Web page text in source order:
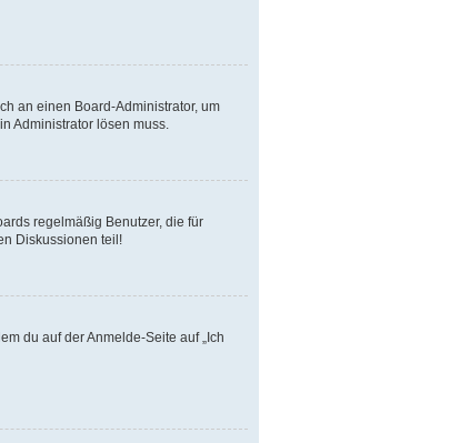
an einen Board-Administrator, um
Administrator lösen muss.
regelmäßig Benutzer, die für
Diskussionen teil!
du auf der Anmelde-Seite auf „Ich